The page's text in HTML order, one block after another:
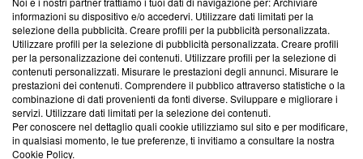
Corporate
Redazione
Informativa Privacy
Cookie Policy
Blasting SA, IDI CHE-247.845.224, Via Carlo Frasca, 3 - 6900
Lugano (Svizzera) Tel:+39 0690258937
informazioni su dispositivo e/o accedervi. Utilizzare dati limitati per la
selezione della pubblicità. Creare profili per la pubblicità personalizzata.
Utilizzare profili per la selezione di pubblicità personalizzata. Creare profili
per la personalizzazione dei contenuti. Utilizzare profili per la selezione di
contenuti personalizzati. Misurare le prestazioni degli annunci. Misurare le
prestazioni dei contenuti. Comprendere il pubblico attraverso statistiche o la
combinazione di dati provenienti da fonti diverse. Sviluppare e migliorare i
servizi. Utilizzare dati limitati per la selezione dei contenuti.
Per conoscere nel dettaglio quali cookie utilizziamo sul sito e per modificare,
in qualsiasi momento, le tue preferenze, ti invitiamo a consultare la nostra
Cookie Policy.